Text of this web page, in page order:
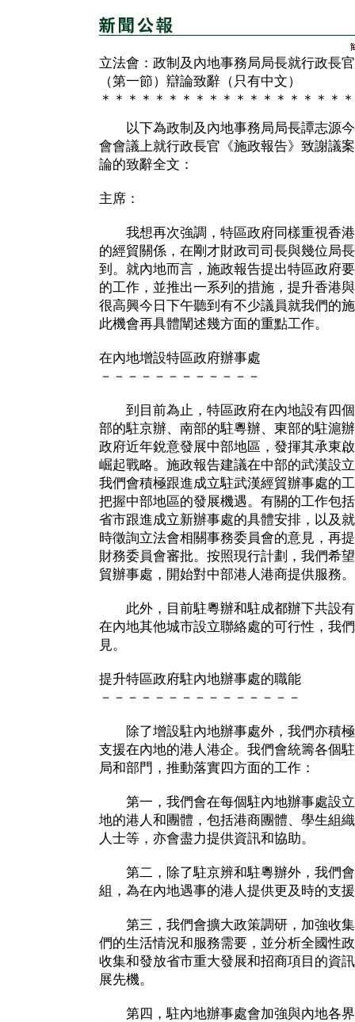
立法會：政制及內地事務局局長就行政長
（第一節）辯論致辭（只有中文）
＊＊＊＊＊＊＊＊＊＊＊＊＊＊＊＊＊＊
以下為政制及內地事務局局長譚志源今
會會議上就行政長官《施政報告》致謝議
論的致辭全文：
主席：
我想再次強調，特區政府同樣重視香港
的經貿關係，在剛才財政司司長與幾位局
到。就內地而言，施政報告提出特區政府
的工作，並推出一系列的措施，提升香港
很高興今日下午聽到有不少議員就我們的
此機會再具體闡述幾方面的重點工作。
在內地增設特區政府辦事處
－－－－－－－－－－－－
到目前為止，特區政府在內地設有四個
部的駐京辦、南部的駐粵辦、東部的駐滬
政府近年銳意發展中部地區，發揮其承東
崛起戰略。施政報告建議在中部的武漢設
我們會積極跟進成立駐武漢經貿辦事處的
把握中部地區的發展機遇。有關的工作包
省市跟進成立新辦事處的具體安排，以及
時徵詢立法會相關事務委員會的意見，再
財務委員會審批。按照現行計劃，我們希
貿辦事處，開始對中部港人港商提供服務。
此外，目前駐粵辦和駐成都辦下共設有
在內地其他城市設立聯絡處的可行性，我
見。
提升特區政府駐內地辦事處的職能
－－－－－－－－－－－－－－－
除了增設駐內地辦事處外，我們亦積極
支援在內地的港人港企。我們會統籌各個
局和部門，推動落實四方面的工作：
第一，我們會在每個駐內地辦事處設立
地的港人和團體，包括港商團體、學生組
人士等，亦會盡力提供資訊和協助。
第二，除了駐京辨和駐粵辦外，我們會
組，為在內地遇事的港人提供更及時的支
第三，我們會擴大政策調研，加強收集
們的生活情況和服務需要，並分析全國性
收集和發放省市重大發展和招商項目的資
展先機。
第四，駐內地辦事處會加強與內地各界